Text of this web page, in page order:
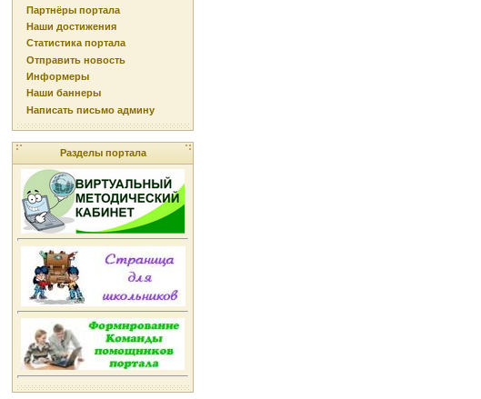
Партнёры портала
Наши достижения
Статистика портала
Отправить новость
Информеры
Наши баннеры
Написать письмо админу
Разделы портала